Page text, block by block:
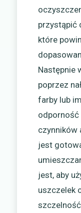
przystąpić
które
Następnie
poprzez
farby lub
odporność
czynników
jest
jest, aby
uszczelek